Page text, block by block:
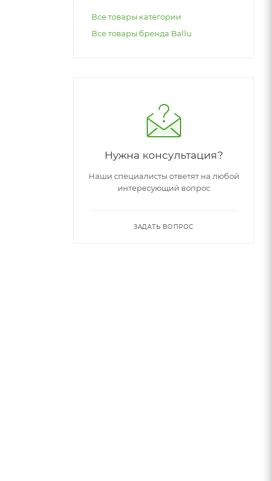
Все товары категории
Все товары бренда Ballu
Нужна консультация?
Наши специалисты ответят на любой
интересующий вопрос
ЗАДАТЬ ВОПРОС